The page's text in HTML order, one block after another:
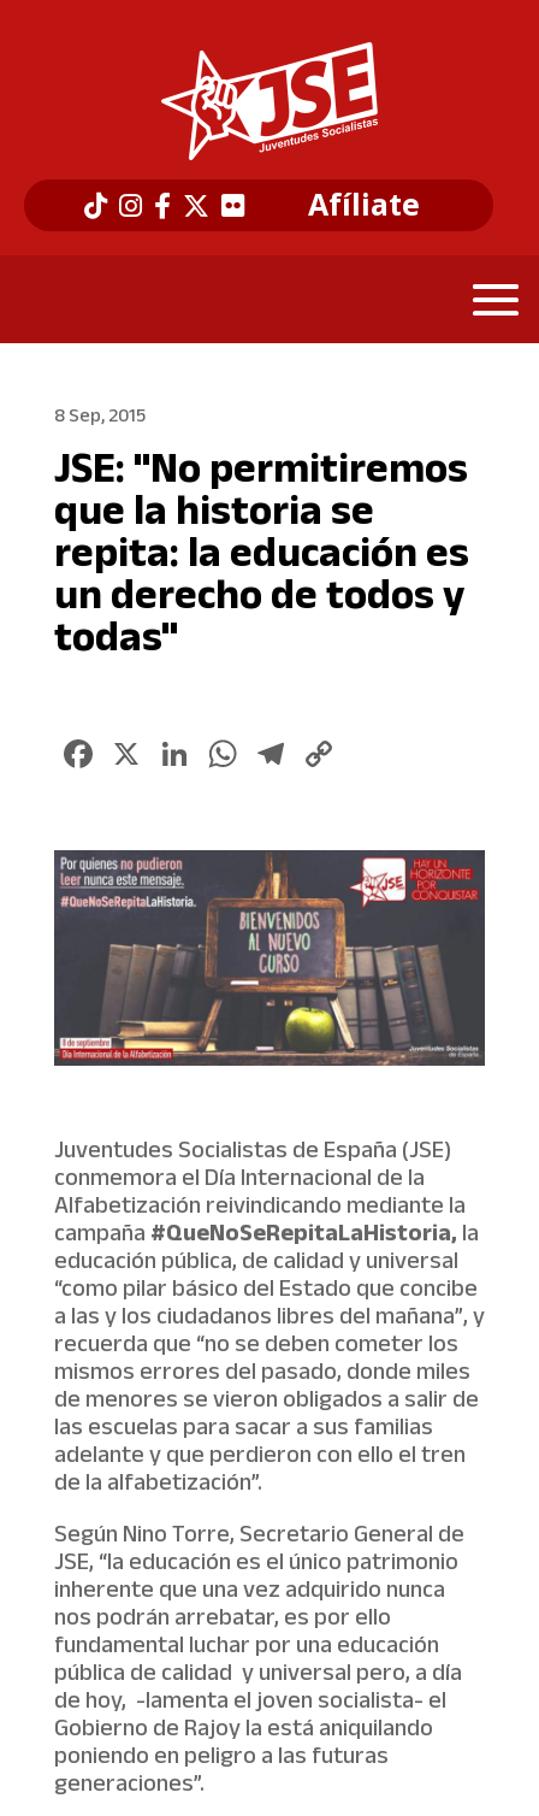
Afíliate
8 Sep, 2015
JSE: "No permitiremos
que la historia se
repita: la educación es
un derecho de todos y
todas"
Facebook
X LinkedIn
WhatsApp
Telegram
Juventudes Socialistas de España (JSE)
conmemora el Día Internacional de la
Alfabetización reivindicando mediante la
campaña#QueNoSeRepitaLaHistoria,la
educación pública, de calidad y universal
“como pilar básico del Estado que concibe
a las y los ciudadanos libres del mañana”, y
recuerda que “no se deben cometer los
mismos errores del pasado, donde miles
de menores se vieron obligados a salir de
las escuelas para sacar a sus familias
adelante y que perdieron con ello el tren
de la alfabetización”.
Según Nino Torre, Secretario General de
JSE, “la educación es el único patrimonio
inherente que una vez adquirido nunca
nos podrán arrebatar, es por ello
fundamental luchar por una educación
pública de calidad y universal pero, a día
de hoy, -lamenta el joven socialista- el
Gobierno de Rajoy la está aniquilando
poniendo en peligro a las futuras
generaciones”.